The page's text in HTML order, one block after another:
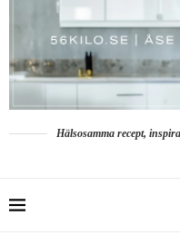
Hälsosamma recept,